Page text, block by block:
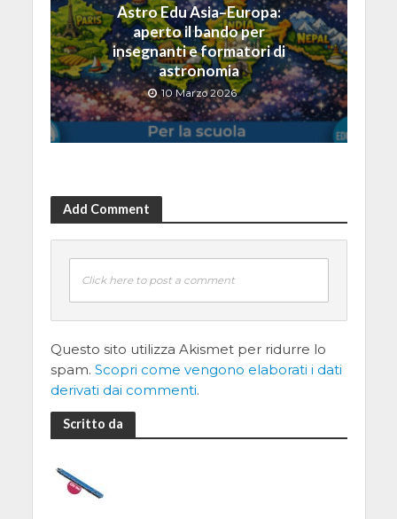
Astro Edu Asia–Europa:
aperto il bando per
insegnanti e formatori di
astronomia
10 Marzo 2026
Add Comment
Click here to post a comment
Questo sito utilizza Akismet per ridurre lo
spam. Scopri come vengono elaborati i dati
derivati dai commenti.
Scritto da